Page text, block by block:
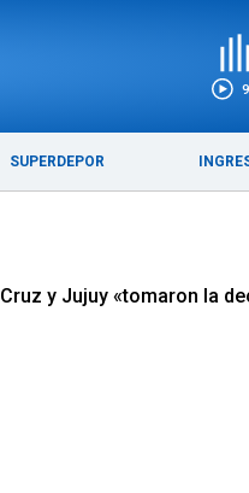
SUPERDEPOR
y Jujuy «tomaron la